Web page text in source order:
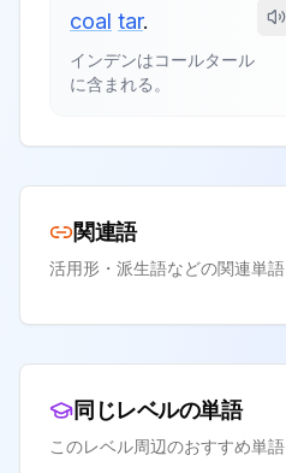
coal tar.
インデンはコールタール
に含まれる。
関連語
活用形・派生語などの関連単語
同じレベルの単語
このレベル周辺のおすすめ単語